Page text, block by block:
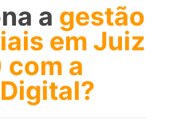
a gestão
em Juiz
com a